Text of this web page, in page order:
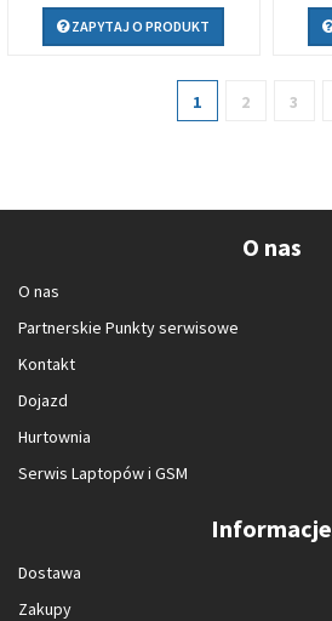
ZAPYTAJ O PRODUKT
1 2 3
O nas
O nas
Partnerskie Punkty serwisowe
Kontakt
Dojazd
Hurtownia
Serwis Laptopów i GSM
Informacje
Dostawa
Zakupy